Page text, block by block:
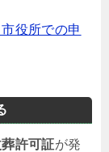
役所での申
許可証が発